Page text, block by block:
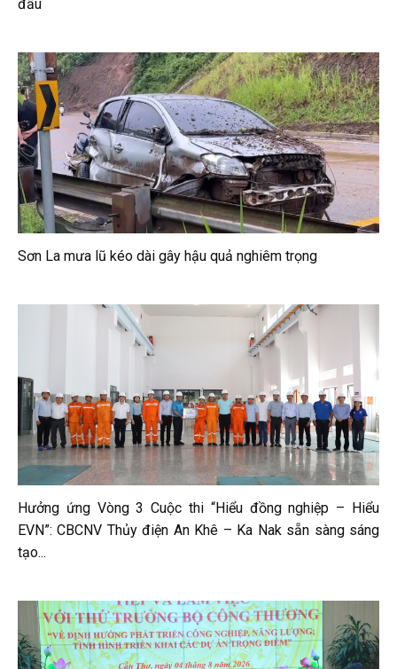
đấu
Sơn La mưa lũ kéo dài gây hậu quả nghiêm trọng
Hưởng ứng Vòng 3 Cuộc thi “Hiểu đồng nghiệp – Hiểu
EVN”: CBCNV Thủy điện An Khê – Ka Nak sẵn sàng sáng
tạo...